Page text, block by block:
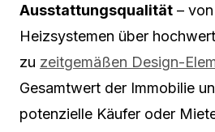
Ausstattungsqualität –
Heizsystemen über
zu zeitgemäßen Design-
Gesamtwert der Immobilie
potenzielle Käufer oder